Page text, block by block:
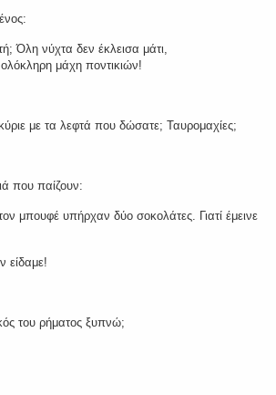
Όλη νύχτα δεν έκλεισα μάτι,
μάχη ποντικιών!
κύριε με τα λεφτά που δώσατε; Ταυρομαχίες;
που παίζουν:
μπουφέ υπήρχαν δύο σοκολάτες. Γιατί έμεινε
είδαμε!
του ρήματος ξυπνώ;